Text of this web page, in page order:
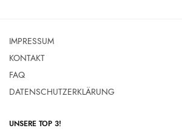
IMPRESSUM
KONTAKT
FAQ
DATENSCHUTZERKLÄRUNG
UNSERE TOP 3!